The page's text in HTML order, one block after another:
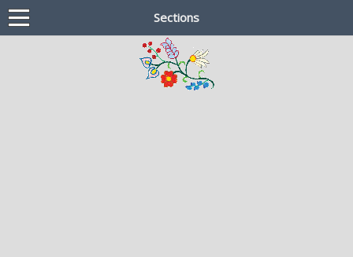
Sections